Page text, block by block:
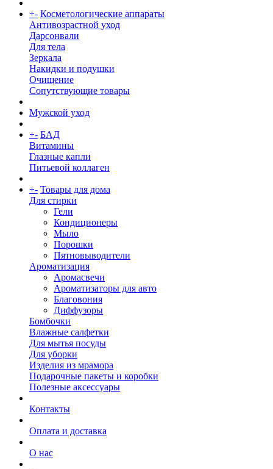
+- Косметологические аппараты
Антивозрастной уход
Дарсонвали
Для тела
Зеркала
Накидки и подушки
Очищение
Сопутствующие товары
Мужской уход
+- БАД
Витамины
Глазные капли
Питьевой коллаген
+- Товары для дома
Для стирки
Гели
Кондиционеры
Мыло
Порошки
Пятновыводители
Ароматизация
Аромасвечи
Ароматизаторы для авто
Благовония
Диффузоры
Бомбочки
Влажные салфетки
Для мытья посуды
Для уборки
Изделия из мрамора
Подарочные пакеты и коробки
Полезные аксессуары
Контакты
Оплата и доставка
О нас